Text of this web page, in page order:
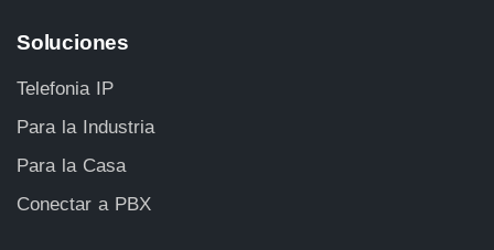
Soluciones
Telefonia IP
Para la Industria
Para la Casa
Conectar a PBX